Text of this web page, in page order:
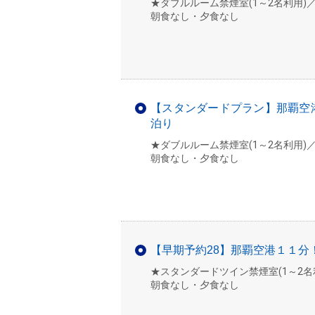
★ダブルルーム禁煙室(1～2名利用)
朝食なし・夕食なし
【スタンダードプラン】那覇
泊り
★ダブルルーム禁煙室(1～2名利用)
朝食なし・夕食なし
【早期予約28】那覇空港１１
★スタンダードツイン禁煙室(1～2
朝食なし・夕食なし